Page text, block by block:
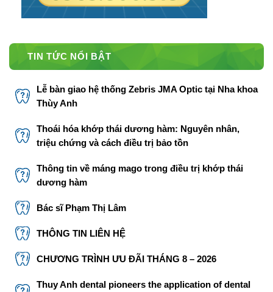
TIN TỨC NỔI BẬT
Lễ bàn giao hệ thống Zebris JMA Optic tại Nha khoa
Thùy Anh
Thoái hóa khớp thái dương hàm: Nguyên nhân,
triệu chứng và cách điều trị bảo tồn
Thông tin về máng mago trong điều trị khớp thái
dương hàm
Bác sĩ Phạm Thị Lâm
THÔNG TIN LIÊN HỆ
CHƯƠNG TRÌNH ƯU ĐÃI THÁNG 8 – 2026
Thuy Anh dental pioneers the application of dental